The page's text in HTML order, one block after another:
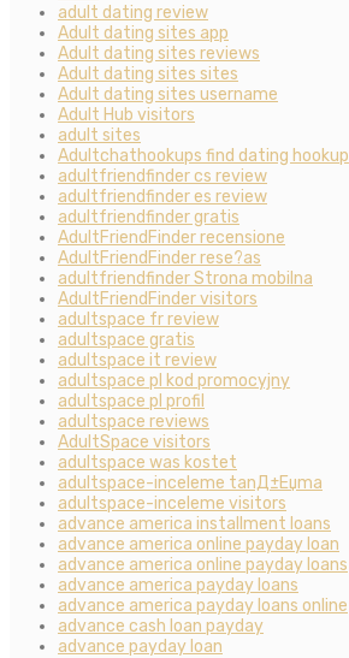
adult dating review
Adult dating sites app
Adult dating sites reviews
Adult dating sites sites
Adult dating sites username
Adult Hub visitors
adult sites
Adultchathookups find dating hookup
adultfriendfinder cs review
adultfriendfinder es review
adultfriendfinder gratis
AdultFriendFinder recensione
AdultFriendFinder rese?as
adultfriendfinder Strona mobilna
AdultFriendFinder visitors
adultspace fr review
adultspace gratis
adultspace it review
adultspace pl kod promocyjny
adultspace pl profil
adultspace reviews
AdultSpace visitors
adultspace was kostet
adultspace-inceleme tanД±Еџma
adultspace-inceleme visitors
advance america installment loans
advance america online payday loan
advance america online payday loans
advance america payday loans
advance america payday loans online
advance cash loan payday
advance payday loan